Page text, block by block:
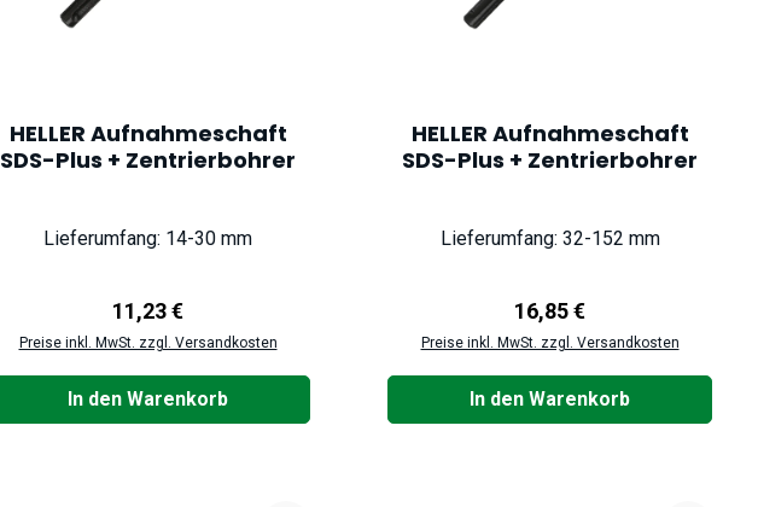
HELLER Aufnahmeschaft
SDS-Plus + Zentrierbohrer
Lieferumfang: 14-30 mm
Regulärer Preis:
11,23 €
Preise inkl. MwSt. zzgl. Versandkosten
In den Warenkorb
HELLER Aufnahmeschaft
SDS-Plus + Zentrierbohrer
Lieferumfang: 32-152 mm
Regulärer Preis:
16,85 €
Preise inkl. MwSt. zzgl. Versandkosten
In den Warenkorb